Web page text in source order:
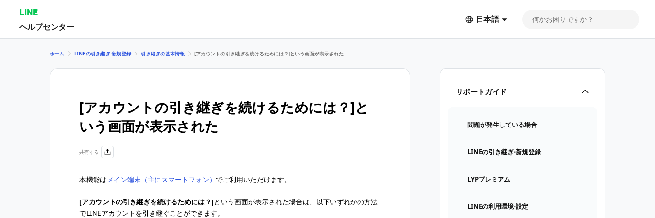
LINE
ヘルプセンター
日本語
サポートガイド
問題が発生している場合
LINEの引き継ぎ⋅新規登録
LYPプレミアム
LINEの利用環境⋅設定
ホーム LINEの引き継ぎ⋅新規登録 引き継ぎの基本情報 [アカウントの引き継ぎを続けるためには？]という画面が表示された
[アカウントの引き継ぎを続けるためには？]と
いう画面が表示された
共有する
本機能はメイン端末（主にスマートフォン） でご利用いただけます。
[アカウントの引き継ぎを続けるためには？]という画面が表示された場合は、以下いずれかの方法
でLINEアカウントを引き継ぐことができます。